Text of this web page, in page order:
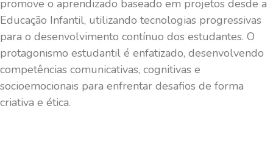
promove o aprendizado baseado em projetos desde a
Educação Infantil, utilizando tecnologias progressivas
para o desenvolvimento contínuo dos estudantes. O
protagonismo estudantil é enfatizado, desenvolvendo
competências comunicativas, cognitivas e
socioemocionais para enfrentar desafios de forma
criativa e ética.